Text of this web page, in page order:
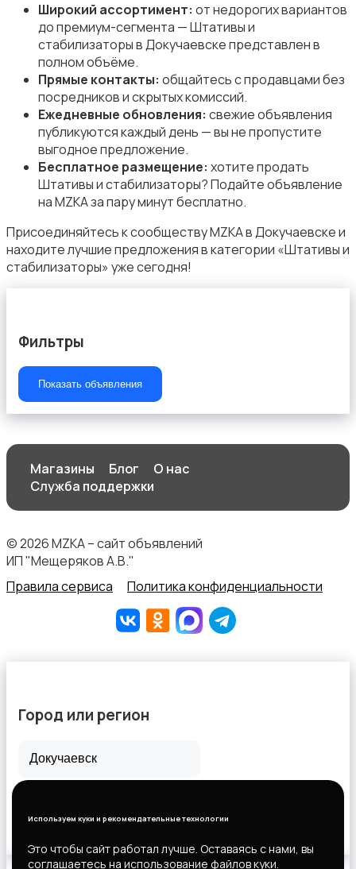
Широкий ассортимент: от недорогих вариантов
до премиум-сегмента — Штативы и
стабилизаторы в Докучаевске представлен в
полном объёме.
Прямые контакты: общайтесь с продавцами без
посредников и скрытых комиссий.
Ежедневные обновления: свежие объявления
публикуются каждый день — вы не пропустите
выгодное предложение.
Бесплатное размещение: хотите продать
Штативы и стабилизаторы? Подайте объявление
на MZKA за пару минут бесплатно.
Присоединяйтесь к сообществу MZKA в Докучаевске и
находите лучшие предложения в категории «Штативы и
стабилизаторы» уже сегодня!
Фильтры
Показать объявления
Магазины Блог
О нас
Служба поддержки
© 2026 MZKA – сайт объявлений
ИП "Мещеряков А.В."
Правила сервиса
Политика конфиденциальности
Используем куки и рекомендательные технологии
Это чтобы сайт работал лучше. Оставаясь с нами, вы
соглашаетесь на использование файлов куки.
Город или регион
Все города